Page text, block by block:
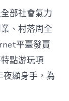
落
財
產
復
興
注
進
人
部社會氣力
、村落周全
平臺發賣
點游玩項
顯身手，為